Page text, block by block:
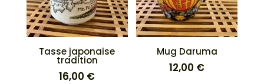
Tasse japonaise
tradition
16,00 €
Mug Daruma
12,00 €